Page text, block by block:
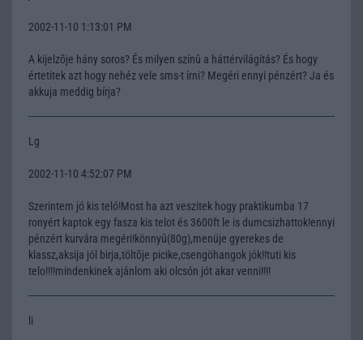
2002-11-10 1:13:01 PM
A kijelzõje hány soros? És milyen színû a háttérvilágítás? És hogy
értetitek azt hogy nehéz vele sms-t írni? Megéri ennyi pénzért? Ja és
akkuja meddig bírja?
Lg
2002-11-10 4:52:07 PM
Szerintem jó kis teló!Most ha azt veszitek hogy praktikumba 17
ronyért kaptok egy fasza kis telot és 3600ft le is dumcsizhattok!ennyi
pénzért kurvára megéri!könnyû(80g),menüje gyerekes de
klassz,aksija jól birja,töltõje picike,csengöhangok jók!!tuti kis
telo!!!!mindenkinek ajánlom aki olcsón jót akar venni!!!!
li